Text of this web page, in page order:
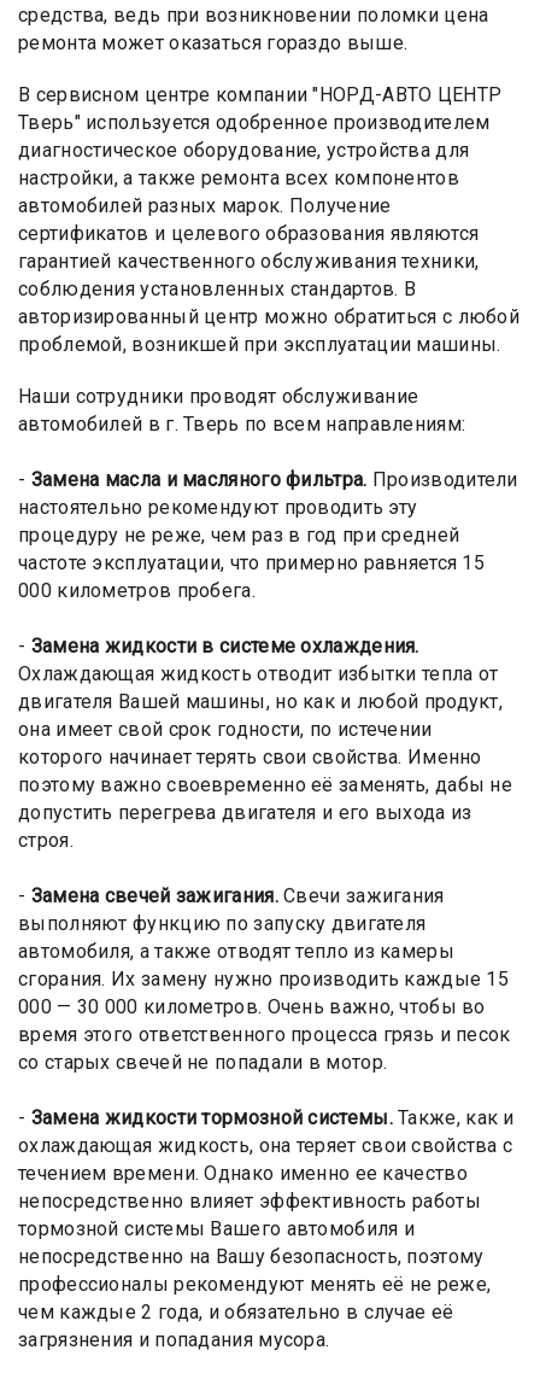
средства, ведь при возникновении поломки цена
ремонта может оказаться гораздо выше.
В сервисном центре компании "НОРД-АВТО ЦЕНТР
Тверь" используется одобренное производителем
диагностическое оборудование, устройства для
настройки, а также ремонта всех компонентов
автомобилей разных марок. Получение
сертификатов и целевого образования являются
гарантией качественного обслуживания техники,
соблюдения установленных стандартов. В
авторизированный центр можно обратиться с любой
проблемой, возникшей при эксплуатации машины.
Наши сотрудники проводят обслуживание
автомобилей в г. Тверь по всем направлениям:
- Замена масла и масляного фильтра. Производители
настоятельно рекомендуют проводить эту
процедуру не реже, чем раз в год при средней
частоте эксплуатации, что примерно равняется 15
000 километров пробега.
- Замена жидкости в системе охлаждения.
Охлаждающая жидкость отводит избытки тепла от
двигателя Вашей машины, но как и любой продукт,
она имеет свой срок годности, по истечении
которого начинает терять свои свойства. Именно
поэтому важно своевременно её заменять, дабы не
допустить перегрева двигателя и его выхода из
строя.
- Замена свечей зажигания.Свечи зажигания
выполняют функцию по запуску двигателя
автомобиля, а также отводят тепло из камеры
сгорания. Их замену нужно производить каждые 15
000 — 30 000 километров. Очень важно, чтобы во
время этого ответственного процесса грязь и песок
со старых свечей не попадали в мотор.
- Замена жидкости тормозной системы.Также, как и
охлаждающая жидкость, она теряет свои свойства с
течением времени. Однако именно ее качество
непосредственно влияет эффективность работы
тормозной системы Вашего автомобиля и
непосредственно на Вашу безопасность, поэтому
профессионалы рекомендуют менять её не реже,
чем каждые 2 года, и обязательно в случае её
загрязнения и попадания мусора.